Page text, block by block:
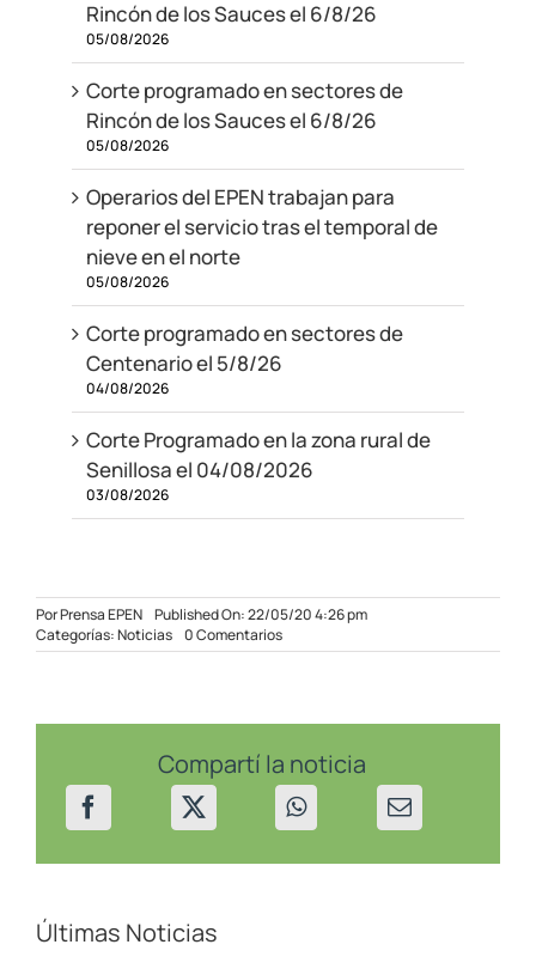
Rincón de los Sauces el 6/8/26
05/08/2026
Corte programado en sectores de
Rincón de los Sauces el 6/8/26
05/08/2026
Operarios del EPEN trabajan para
reponer el servicio tras el temporal de
nieve en el norte
05/08/2026
Corte programado en sectores de
Centenario el 5/8/26
04/08/2026
Corte Programado en la zona rural de
Senillosa el 04/08/2026
03/08/2026
PorPrensa EPEN Published On: 22/05/20 4:26 pm
Categorías:Noticias 0 Comentarioson
El
de
la
ex
central
térmica
Compartí la noticia
Últimas Noticias